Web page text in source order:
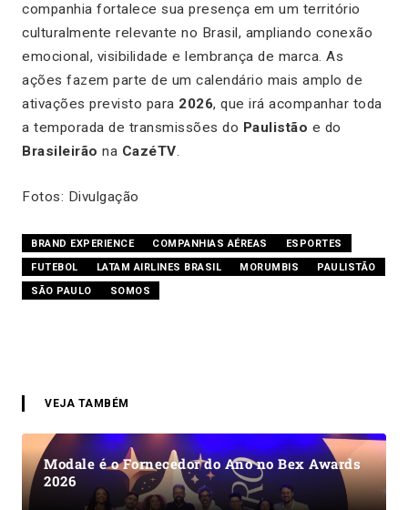
companhia fortalece sua presença em um território
culturalmente relevante no Brasil, ampliando conexão
emocional, visibilidade e lembrança de marca. As
ações fazem parte de um calendário mais amplo de
ativações previsto para 2026, que irá acompanhar toda
a temporada de transmissões do Paulistão e do
Brasileirão na CazéTV.
Fotos: Divulgação
BRAND EXPERIENCE COMPANHIAS AÉREAS
ESPORTES
FUTEBOL
LATAM AIRLINES BRASIL MORUMBIS
PAULISTÃO
SÃO PAULO
SOMOS
VEJA TAMBÉM
Modale é o Fornecedor do Ano no Bex Awards
2026